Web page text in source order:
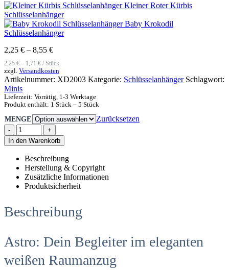
Kleiner Roter Kürbis
Schlüsselanhänger
Baby Krokodil
Schlüsselanhänger
2,25 € – 8,55 €
2,25 € – 1,71 € / Stück
zzgl. Versandkosten
Artikelnummer: XD2003 Kategorie: Schlüsselanhänger Schlagwort:
Minis
Lieferzeit: Vorrätig, 1-3 Werktage
Produkt enthält: 1 Stück – 5 Stück
MENGE Zurücksetzen
-
+
In den Warenkorb
Beschreibung
Herstellung & Copyright
Zusätzliche Informationen
Produktsicherheit
Beschreibung
Astro: Dein Begleiter im eleganten
weißen Raumanzug